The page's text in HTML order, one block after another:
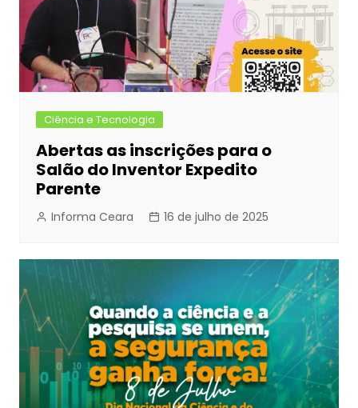
Ciência e Tecnologia
Abertas as inscrições para o
Salão do Inventor Expedito
Parente
Informa Ceara 16 de julho de 2025